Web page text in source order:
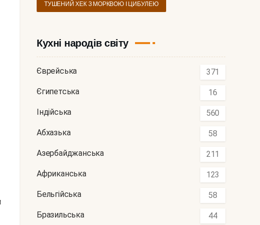
ТУШЕНИЙ ХЕК З МОРКВОЮ І ЦИБУЛЕЮ
Кухні народів світу
Єврейська 371
Єгипетська 16
Індійська 560
Абхазька 58
Азербайджанська 211
Африканська 123
Бельгійська 58
Бразильська 44